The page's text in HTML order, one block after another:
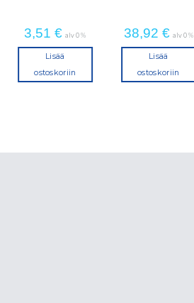
3,51€ alv 0 %
Lisää
ostoskoriin
38,92 € alv 0 %
Lisää
ostoskoriin